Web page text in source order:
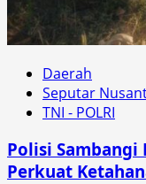
Daerah
Seputar
TNI - POLRI
Polisi Sambangi
Perkuat